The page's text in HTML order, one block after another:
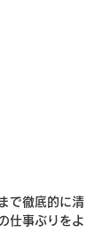
で徹底的に清
仕事ぶりをよ